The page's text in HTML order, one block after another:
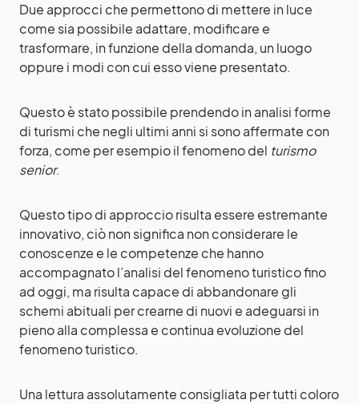
Due approcci che permettono di mettere in luce
come sia possibile adattare, modificare e
trasformare, in funzione della domanda, un luogo
oppure i modi con cui esso viene presentato.
Questo è stato possibile prendendo in analisi forme
di turismi che negli ultimi anni si sono affermate con
forza, come per esempio il fenomeno del turismo
senior.
Questo tipo di approccio risulta essere estremante
innovativo, ciò non significa non considerare le
conoscenze e le competenze che hanno
accompagnato l’analisi del fenomeno turistico fino
ad oggi, ma risulta capace di abbandonare gli
schemi abituali per crearne di nuovi e adeguarsi in
pieno alla complessa e continua evoluzione del
fenomeno turistico.
Una lettura assolutamente consigliata per tutti coloro